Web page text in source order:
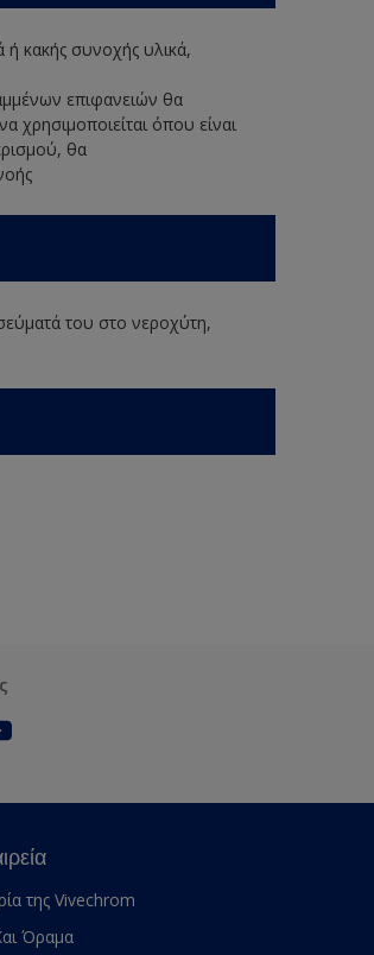
ή κακής συνοχής υλικά,
επιφανειών θα
χρησιμοποιείται όπου είναι
θα
του στο νεροχύτη,
της Vivechrom
Όραμα